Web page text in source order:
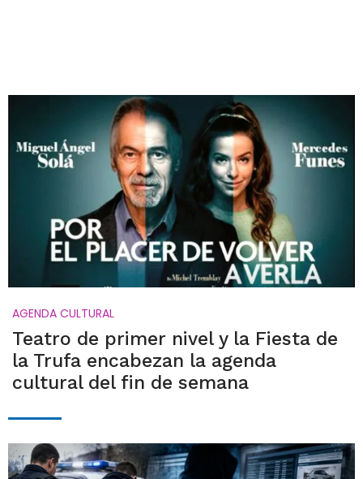
AGENDA CULTURAL
Teatro de primer nivel y la Fiesta de
la Trufa encabezan la agenda
cultural del fin de semana